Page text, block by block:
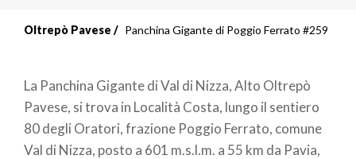
Oltrepò Pavese Panchina Gigante di Poggio Ferrato #259
La Panchina Gigante di Val di Nizza, Alto Oltrepò
Pavese, si trova in Località Costa, lungo il sentiero
80 degli Oratori, frazione Poggio Ferrato, comune
Val di Nizza, posto a 601 m.s.l.m. a 55 km da Pavia,